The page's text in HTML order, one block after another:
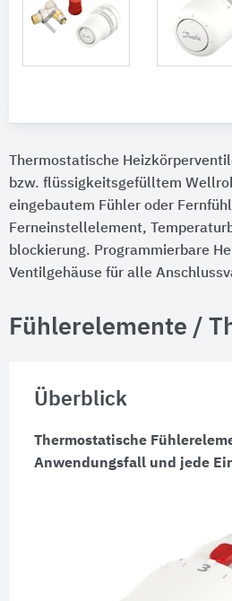
Thermostatische
bzw. flüssigkeitsgefülltem
eingebautem Fühler oder
Ferneinstellelement,
blockierung. Programmierbare
Ventilgehäuse für alle
Fühlerelemente /
Überblick
Thermostatische
Anwendungsfall und jede